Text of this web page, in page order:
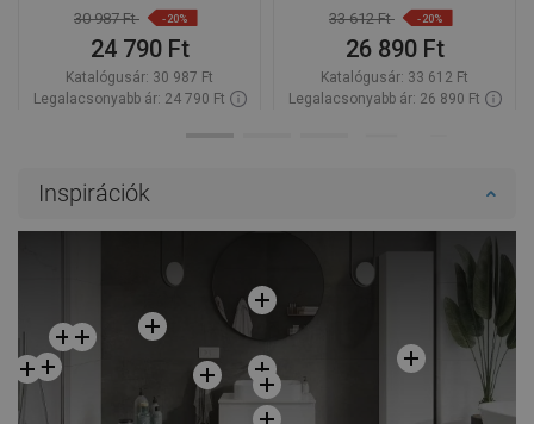
30 987 Ft -20%
24 790 Ft
Katalógusár: 30 987 Ft
Legalacsonyabb ár: 24 790 Ft
Hasonlítsa
33 612 Ft -20%
26 890 Ft
Katalógusár: 33 612 Ft
Legalacsonyabb ár: 26 890 Ft
Inspirációk